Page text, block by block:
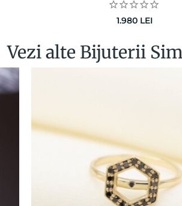
1.980 LEI
Vezi alte Bijuterii